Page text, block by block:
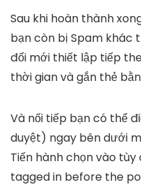
Sau khi hoàn thành
bạn còn bị Spam khác
đổi mới thiết lập tiếp
thời gian và gắn thẻ
Và nối tiếp bạn có thể
duyệt) ngay bên dưới
Tiến hành chọn vào tùy
tagged in before the